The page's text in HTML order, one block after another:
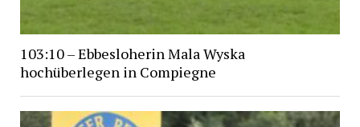
103:10 – Ebbesloherin Mala Wyska
hochüberlegen in Compiegne